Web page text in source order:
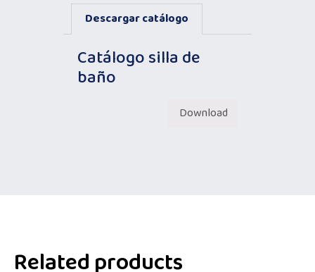
Descargar catálogo
Catálogo silla de
baño
Download
Related products